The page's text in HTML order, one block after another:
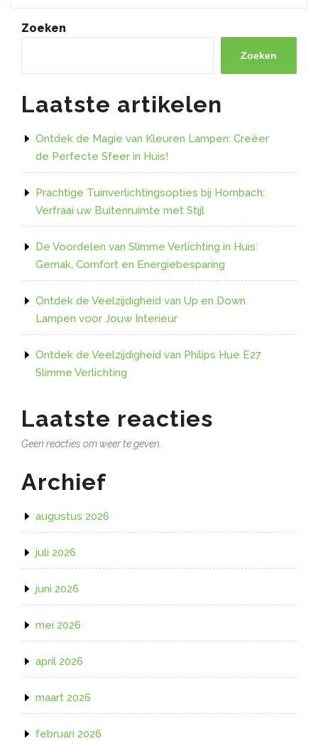
Voordelen
LED
Staaflampen:
Duurzaamheid
Efficiëntie
één!”
Zoeken
Zoeken
Laatste artikelen
Ontdek de Magie van Kleuren Lampen: Creëer
de Perfecte Sfeer in Huis!
Prachtige Tuinverlichtingsopties bij Hornbach:
Verfraai uw Buitenruimte met Stijl
De Voordelen van Slimme Verlichting in Huis:
Gemak, Comfort en Energiebesparing
Ontdek de Veelzijdigheid van Up en Down
Lampen voor Jouw Interieur
Ontdek de Veelzijdigheid van Philips Hue E27
Slimme Verlichting
Laatste reacties
Geen reacties om weer te geven.
Archief
augustus 2026
juli 2026
juni 2026
mei 2026
april 2026
maart 2026
februari 2026